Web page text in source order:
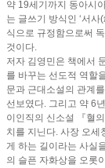
약 19세기까지 동아시
는 글쓰기 방식인 ‘서
식으로 규정함으로써
것이다.
저자 김영민은 책에서
를 바꾸는 선도적 역할
문과 근대소설의 관계
선보였다. 그리고 약 6
이인직의 신소설 『혈
치를 지닌다. 사장 오
게 하는 길이라는 사실
의 슬픈 자화상을 오롯